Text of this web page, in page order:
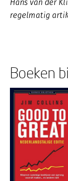
Hans van der
regelmatig
Boeken